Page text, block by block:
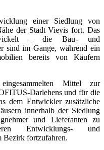
einer Siedlung von
der Stadt Vievis fort. Das
– die Bau- und
sind im Gange, während ein
bereits von Käufern
Mittel zur
Darlehens und für die
dem Entwickler zusätzliche
innerhalb der Siedlung
und Lieferanten zu
Entwicklungs- und
Bezirk fortzufahren.